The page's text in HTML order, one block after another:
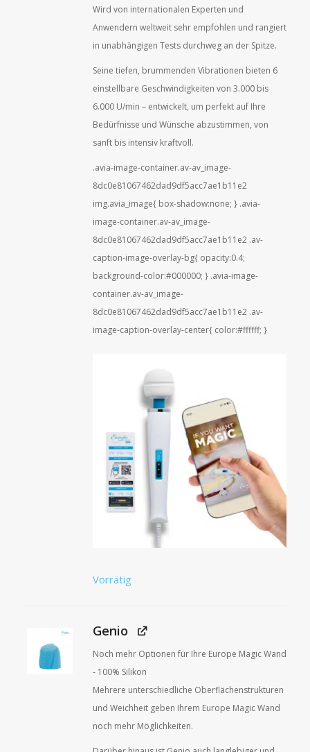
Wird von internationalen Experten und
Anwendern weltweit sehr empfohlen und rangiert
in unabhängigen Tests durchweg an der Spitze.
Seine tiefen, brummenden Vibrationen bieten 6
einstellbare Geschwindigkeiten von 3.000 bis
6.000 U/min – entwickelt, um perfekt auf Ihre
Bedürfnisse und Wünsche abzustimmen, von
sanft bis intensiv kraftvoll.
.avia-image-container.av-av_image-
8dc0e81067462dad9df5acc7ae1b11e2
img.avia_image{ box-shadow:none; } .avia-
image-container.av-av_image-
8dc0e81067462dad9df5acc7ae1b11e2 .av-
caption-image-overlay-bg{ opacity:0.4;
background-color:#000000; } .avia-image-
container.av-av_image-
8dc0e81067462dad9df5acc7ae1b11e2 .av-
image-caption-overlay-center{ color:#ffffff; }
Version des Europe Magic
Wand mit App-Fernsteuerung.
Vorrätig
Genio
Noch mehr Optionen für Ihre Europe Magic Wand
- 100% Silikon
Mehrere unterschiedliche Oberflächenstrukturen
und Weichheit geben Ihrem Europe Magic Wand
noch mehr Möglichkeiten.